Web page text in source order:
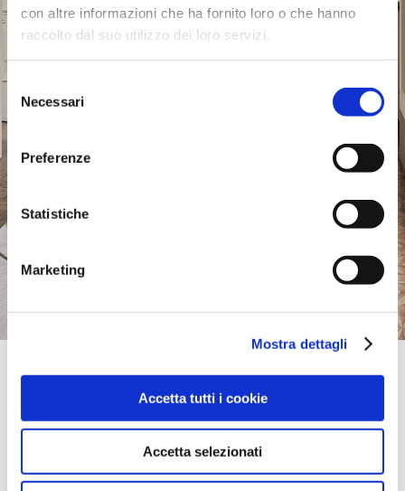
con altre informazioni che ha fornito loro o che hanno
raccolto dal suo utilizzo dei loro servizi.
Selezione
del
consenso
Necessari
Preferenze
Statistiche
Marketing
Mostra dettagli
Accetta tutti i cookie
Accetta selezionati
VIA MONSIGNOR TOMMASO PAPA 17,
91011, ALCAMO, TP, Italia
llévame aquí